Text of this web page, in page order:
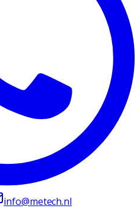
info@metech.nl